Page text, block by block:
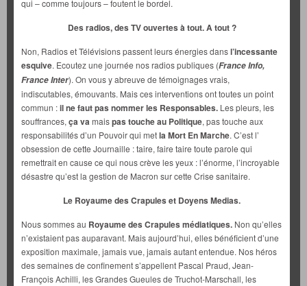
qui – comme toujours – foutent le bordel.
Des radios, des TV ouvertes à tout. A tout ?
Non, Radios et Télévisions passent leurs énergies dansl’incessante
esquive. Ecoutez une journée nos radios publiques (France Info,
France Inter). On vous y abreuve de témoignages vrais,
indiscutables, émouvants. Mais ces interventions ont toutes un point
commun :il ne faut pas nommer les Responsables. Les pleurs, les
souffrances, ça vamaispas touche au Politique, pas touche aux
responsabilités d’un Pouvoir qui metla Mort En Marche. C’est l’
obsession de cette Journaille : taire, faire taire toute parole qui
remettrait en cause ce qui nous crève les yeux : l’énorme, l’incroyable
désastre qu’est la gestion de Macron sur cette Crise sanitaire.
Le Royaume des Crapules et Doyens Medias.
Nous sommes au Royaume des Crapules médiatiques. Non qu’elles
n’existaient pas auparavant. Mais aujourd’hui, elles bénéficient d’une
exposition maximale, jamais vue, jamais autant entendue. Nos héros
des semaines de confinement s’appellent Pascal Praud, Jean-
François Achilli, les Grandes Gueules de Truchot-Marschall, les